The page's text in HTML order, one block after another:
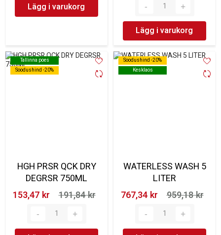
Lägg i varukorg
Lägg i varukorg
Tallinna poes
Soodushind -20%
Tallinna poes
Soodushind -20%
HGH PRSR QCK DRY
DEGRSR 750ML
153,47 kr‎
191,84 kr‎
Soodushind -20%
Kesklaos
Soodushind -20%
Kesklaos
WATERLESS WASH 5
LITER
767,34 kr‎
959,18 kr‎